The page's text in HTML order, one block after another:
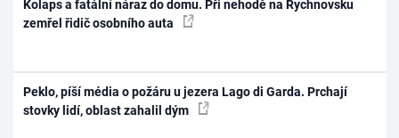
Kolaps a fatální náraz do domu. Při nehodě na Rychnovsku
zemřel řidič osobního auta
Peklo, píší média o požáru u jezera Lago di Garda. Prchají
stovky lidí, oblast zahalil dým